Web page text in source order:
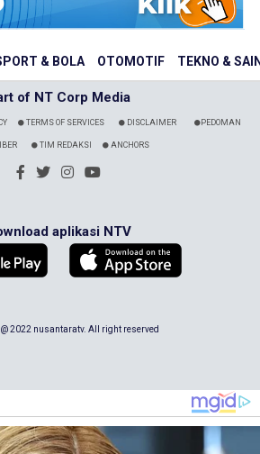
& BOLA OTOMOTIF TEKNO &
of NT Corp Media
TERMS OF SERVICES DISCLAIMER PEDOMAN
TIM REDAKSI ANCHORS
aplikasi NTV
2022 nusantaratv. All right reserved